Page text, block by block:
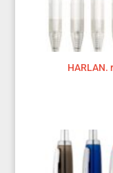
HARLAN.